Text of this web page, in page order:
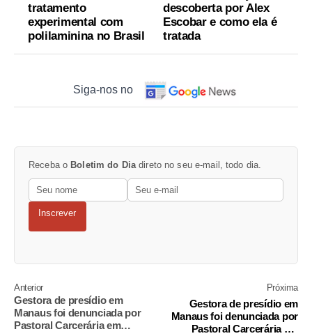
tratamento
experimental com
polilaminina no Brasil
descoberta por Alex
Escobar e como ela é
tratada
Siga-nos no
Receba o Boletim do Dia direto no seu e-mail, todo dia.
Inscrever
Anterior
Gestora de presídio em
Manaus foi denunciada por
Pastoral Carcerária em
Próxima
Gestora de presídio em
Manaus foi denunciada por
Pastoral Carcerária em